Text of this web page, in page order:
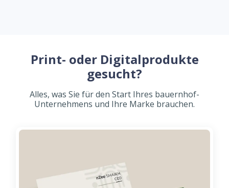
Print- oder Digitalprodukte
gesucht?
Alles, was Sie für den Start Ihres bauernhof-
Unternehmens und Ihre Marke brauchen.